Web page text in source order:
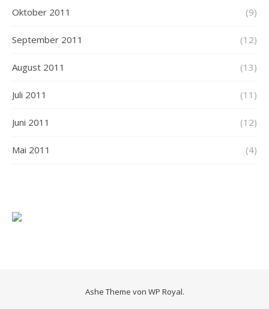
Oktober 2011 (9)
September 2011 (12)
August 2011 (13)
Juli 2011 (11)
Juni 2011 (12)
Mai 2011 (4)
Ashe Theme von WP Royal.